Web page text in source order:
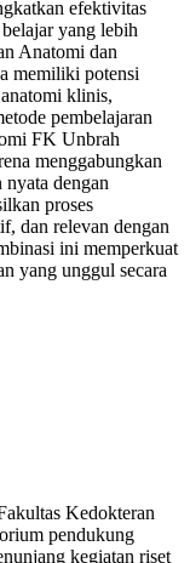
efektivitas
yang lebih
Anatomi dan
memiliki potensi
klinis,
pembelajaran
FK Unbrah
menggabungkan
nyata dengan
proses
dan relevan dengan
ini memperkuat
yang unggul secara
Kedokteran
pendukung
kegiatan riset